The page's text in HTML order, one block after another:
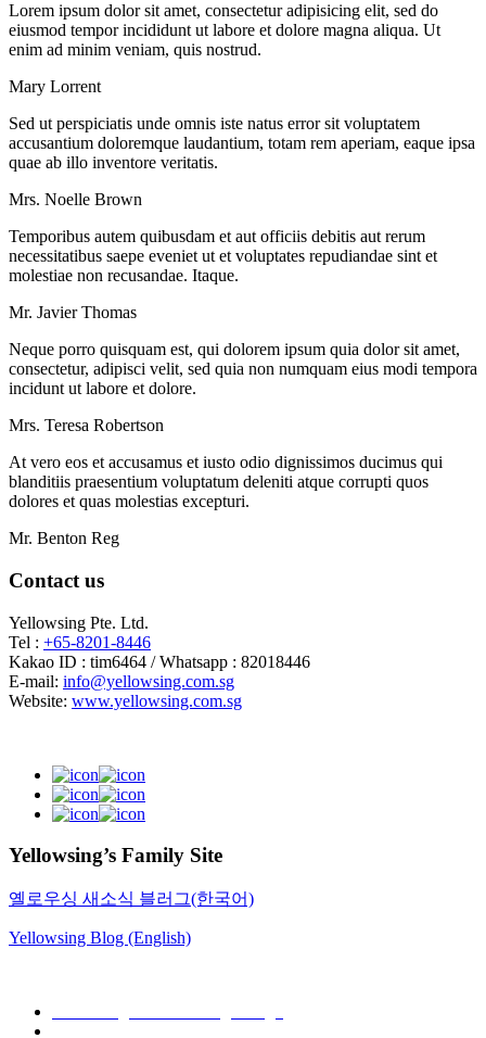
Lorem ipsum dolor sit amet, consectetur adipisicing elit, sed do
eiusmod tempor incididunt ut labore et dolore magna aliqua. Ut
enim ad minim veniam, quis nostrud.
Mary Lorrent
Sed ut perspiciatis unde omnis iste natus error sit voluptatem
accusantium doloremque laudantium, totam rem aperiam, eaque ipsa
quae ab illo inventore veritatis.
Mrs. Noelle Brown
Temporibus autem quibusdam et aut officiis debitis aut rerum
necessitatibus saepe eveniet ut et voluptates repudiandae sint et
molestiae non recusandae. Itaque.
Mr. Javier Thomas
Neque porro quisquam est, qui dolorem ipsum quia dolor sit amet,
consectetur, adipisci velit, sed quia non numquam eius modi tempora
incidunt ut labore et dolore.
Mrs. Teresa Robertson
At vero eos et accusamus et iusto odio dignissimos ducimus qui
blanditiis praesentium voluptatum deleniti atque corrupti quos
dolores et quas molestias excepturi.
Mr. Benton Reg
Contact us
Yellowsing Pte. Ltd.
Tel : +65-8201-8446
Kakao ID : tim6464 / Whatsapp : 82018446
E-mail: info@yellowsing.com.sg
Website: www.yellowsing.com.sg
Yellowsing’s Family Site
옐로우싱 새소식 블러그(한국어)
Yellowsing Blog (English)